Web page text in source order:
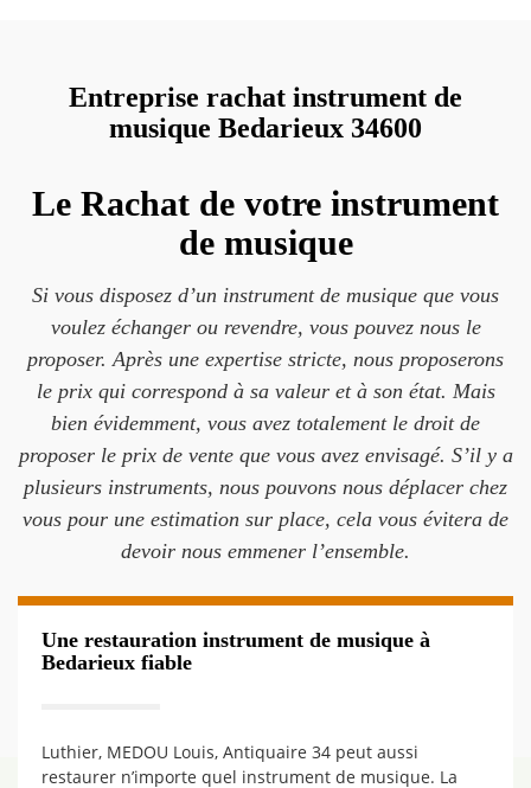
Entreprise rachat instrument de
musique Bedarieux 34600
Le Rachat de votre instrument
de musique
Si vous disposez d’un instrument de musique que vous
voulez échanger ou revendre, vous pouvez nous le
proposer. Après une expertise stricte, nous proposerons
le prix qui correspond à sa valeur et à son état. Mais
bien évidemment, vous avez totalement le droit de
proposer le prix de vente que vous avez envisagé. S’il y a
plusieurs instruments, nous pouvons nous déplacer chez
vous pour une estimation sur place, cela vous évitera de
devoir nous emmener l’ensemble.
Une restauration instrument de musique à
Bedarieux fiable
Luthier, MEDOU Louis, Antiquaire 34 peut aussi
restaurer n’importe quel instrument de musique. La